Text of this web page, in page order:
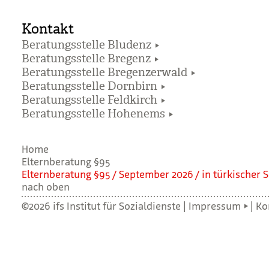
Kontakt
Beratungsstelle Bludenz
Beratungsstelle Bregenz
Beratungsstelle Bregenzerwald
Beratungsstelle Dornbirn
Beratungsstelle Feldkirch
Beratungsstelle Hohenems
Home
Elternberatung §95
Eltern­be­ra­tung §95 / Sep­tem­ber 2026 / in tür­ki­scher
nach oben
©2026 ifs Institut für Sozialdienste | Impressum